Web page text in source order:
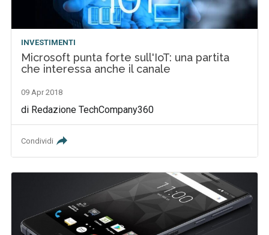
INVESTIMENTI
Microsoft punta forte sull'IoT: una partita
che interessa anche il canale
09 Apr 2018
di Redazione TechCompany360
Condividi